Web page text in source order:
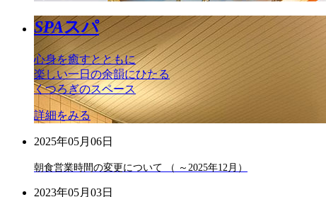
SPAスパ
心身を癒すとともに
楽しい一日の余韻にひたる
くつろぎのスペース
詳細をみる
2025年05月06日
朝食営業時間の変更について （ ～2025年12月）
2023年05月03日